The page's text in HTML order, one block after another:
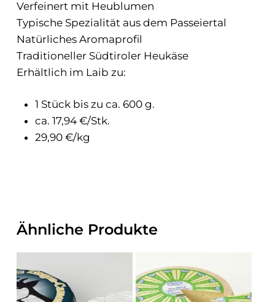
Verfeinert mit Heublumen
Typische Spezialität aus dem Passeiertal
Natürliches Aromaprofil
Traditioneller Südtiroler Heukäse
Erhältlich im Laib zu:
1 Stück bis zu ca. 600 g.
ca. 17,94 €/Stk.
29,90 €/kg
Ähnliche Produkte